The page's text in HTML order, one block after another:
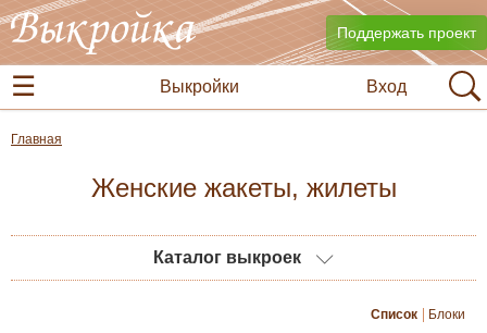
Поддержать проект
Вход
Выкройки
Главная
Женские жакеты, жилеты
Каталог выкроек
Список Блоки